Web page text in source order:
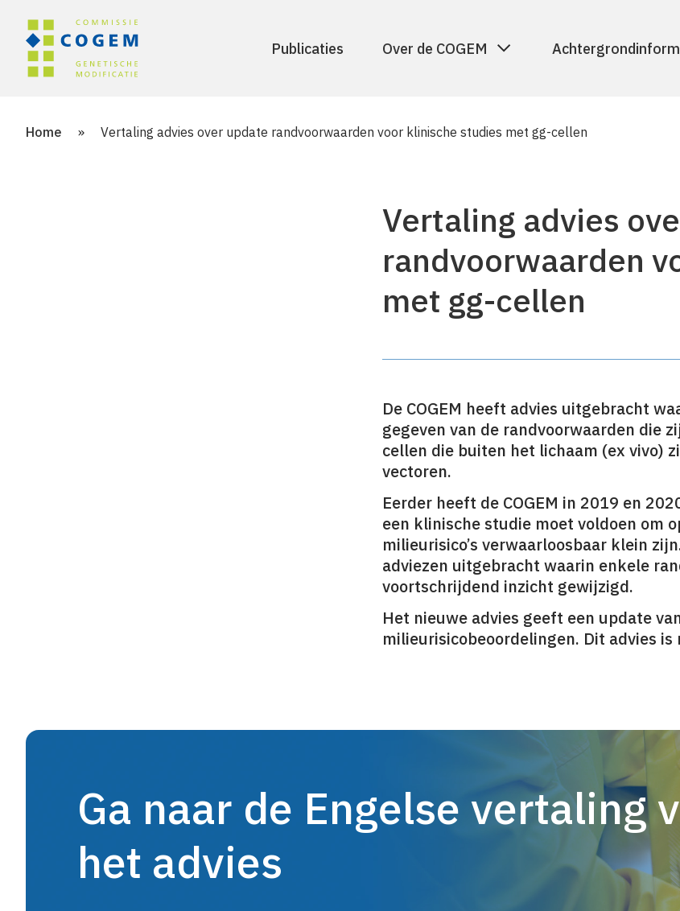
Publicaties Over de COGEM
Home » Vertaling advies over update randvoorwaarden voor klinische studies met gg-cellen
Vertaling advies
randvoorwaarden
met gg-cellen
De COGEM heeft advies uitgebracht
gegeven van de randvoorwaarden die
cellen die buiten het lichaam (ex vivo)
vectoren.
Eerder heeft de COGEM in 2019 en
een klinische studie moet voldoen om
milieurisico’s verwaarloosbaar klein
adviezen uitgebracht waarin enkele
voortschrijdend inzicht gewijzigd.
Het nieuwe advies geeft een update
milieurisicobeoordelingen. Dit advies
Ga naar de Engelse vertaling
het advies